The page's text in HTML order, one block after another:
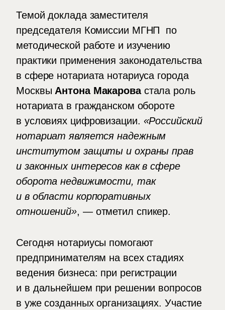
Темой доклада заместителя
председателя Комиссии МГНП по
методической работе и изучению
практики применения законодательства
в сфере нотариата нотариуса города
Москвы Антона Макаровастала роль
нотариата в гражданском обороте
в условиях цифровизации. «Российский
нотариат является надежным
институтом защиты и охраны прав
и законных интересов как в сфере
оборота недвижимости, так
и в области корпоративных
отношений», — отметил спикер.
Сегодня нотариусы помогают
предпринимателям на всех стадиях
ведения бизнеса: при регистрации
и в дальнейшем при решении вопросов
в уже созданных организациях. Участие